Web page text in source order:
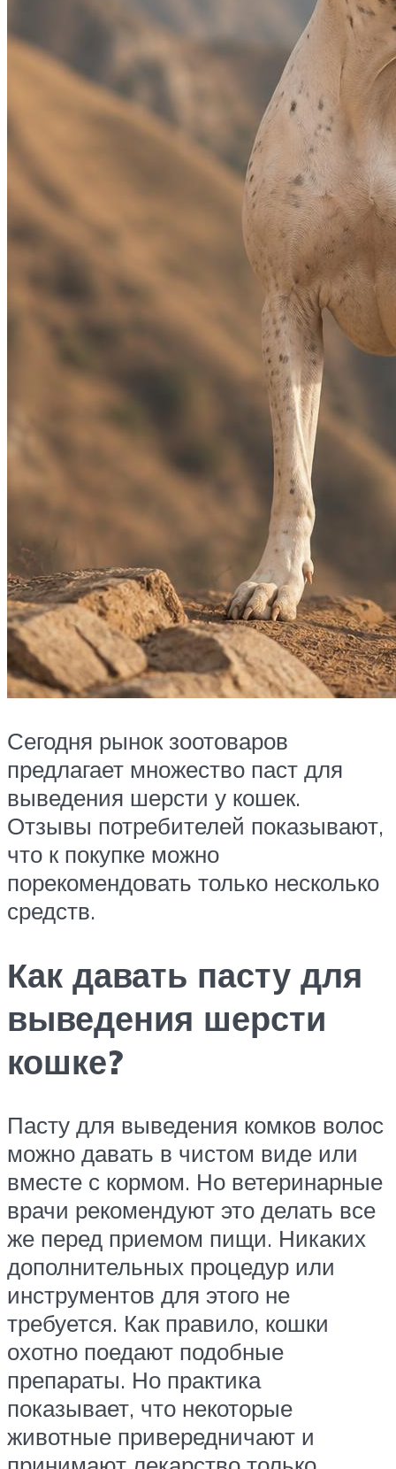
Сегодня рынок зоотоваров
предлагает множество паст для
выведения шерсти у кошек.
Отзывы потребителей показывают,
что к покупке можно
порекомендовать только несколько
средств.
Как давать пасту для
выведения шерсти
кошке?
Пасту для выведения комков волос
можно давать в чистом виде или
вместе с кормом. Но ветеринарные
врачи рекомендуют это делать все
же перед приемом пищи. Никаких
дополнительных процедур или
инструментов для этого не
требуется. Как правило, кошки
охотно поедают подобные
препараты. Но практика
показывает, что некоторые
животные привередничают и